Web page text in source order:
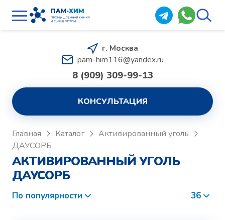
г. Москва
pam-him116@yandex.ru
8 (909) 309-99-13
КОНСУЛЬТАЦИЯ
Главная Каталог
Активированный уголь
ДАУСОРБ
АКТИВИРОВАННЫЙ УГОЛЬ
ДАУСОРБ
По популярности 36